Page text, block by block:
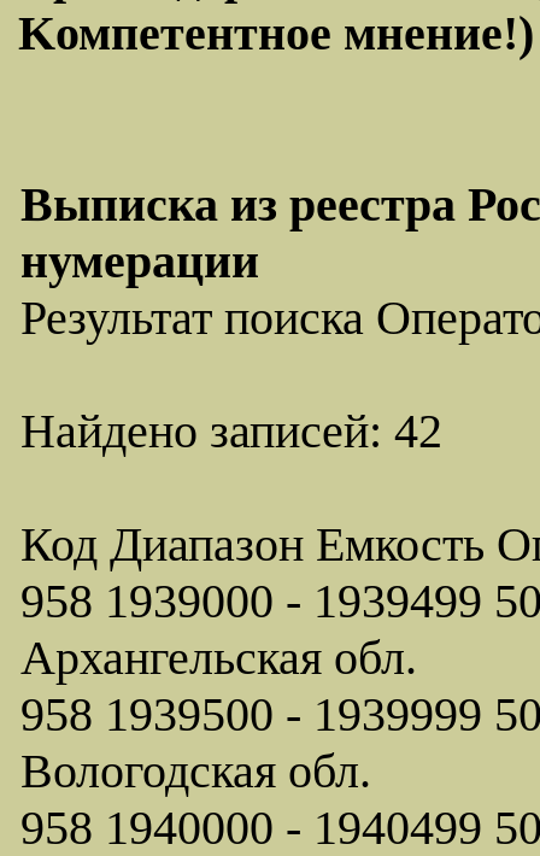
Kомпетентное
Выписка из реестра
нумерации
Результат поиска
Найдено записей: 42
Код Диапазон Емкость
958 1939000 -
Архангельская обл.
958 1939500 -
Вологодская обл.
958 1940000 -